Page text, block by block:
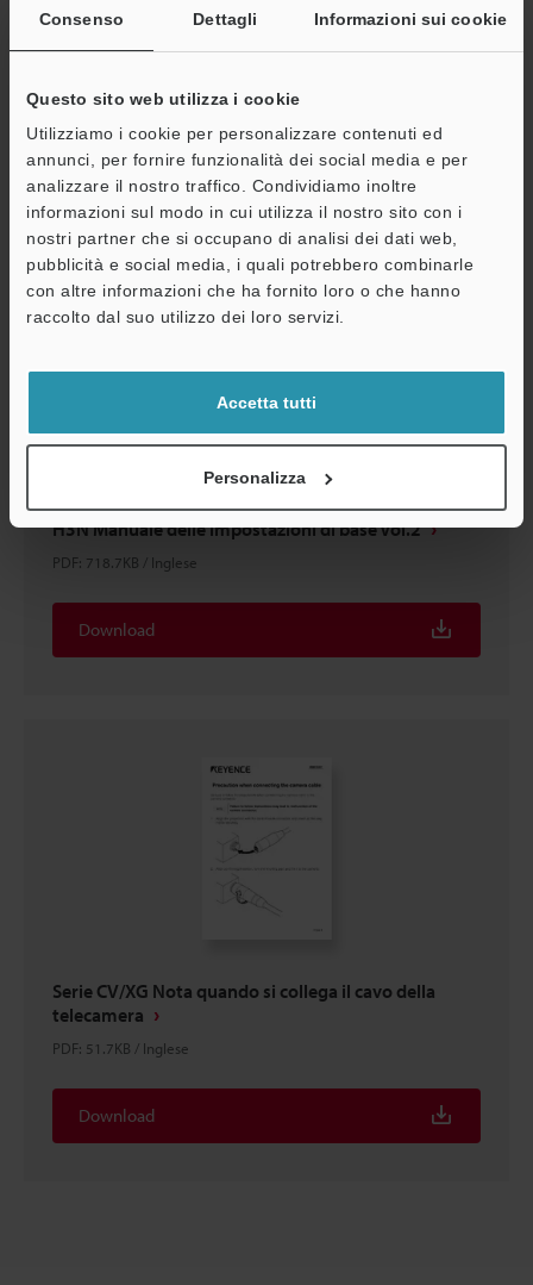
Consenso Dettagli Informazioni sui cookie
Questo sito web utilizza i cookie
Utilizziamo i cookie per personalizzare contenuti ed
annunci, per fornire funzionalità dei social media e per
analizzare il nostro traffico. Condividiamo inoltre
informazioni sul modo in cui utilizza il nostro sito con i
nostri partner che si occupano di analisi dei dati web,
pubblicità e social media, i quali potrebbero combinarle
con altre informazioni che ha fornito loro o che hanno
raccolto dal suo utilizzo dei loro servizi.
Accetta tutti
Personalizza
Serie CV-3002/CV-3502 Software di simulazione: CV-
Download
Serie CV-3002/CV-3502 Software di simulazione: CV-
H3N Manuale delle impostazioni di base Vol.2
PDF: 718.7KB / Inglese
Download
Serie CV/XG Nota quando si collega il cavo della
telecamera
PDF: 51.7KB / Inglese
Download
Assistenza